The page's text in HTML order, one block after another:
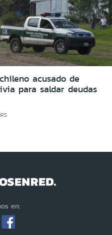
acusado de
para saldar deudas
en: